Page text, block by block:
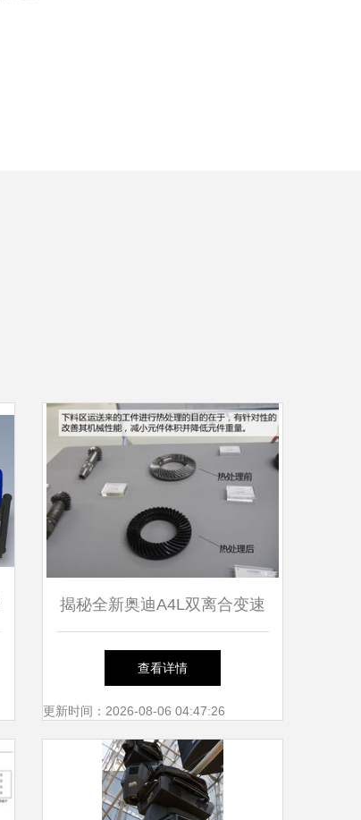
揭秘全新奥迪A4L双离合变速
箱生产线 科技与工艺的完美
结合
查看详情
更新时间：2026-08-06 04:47:26